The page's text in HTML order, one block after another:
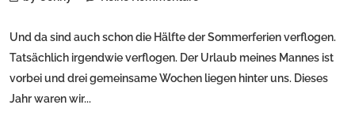
Und da sind auch schon die Hälfte der Sommerferien verflogen.
Tatsächlich irgendwie verflogen. Der Urlaub meines Mannes ist
vorbei und drei gemeinsame Wochen liegen hinter uns. Dieses
Jahr waren wir...